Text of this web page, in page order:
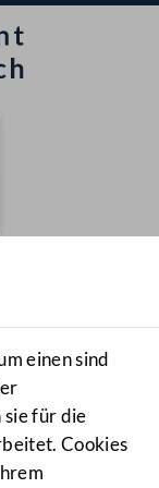
einen sind
für die
Cookies